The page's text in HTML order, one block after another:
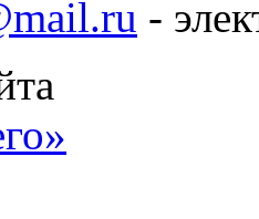
-